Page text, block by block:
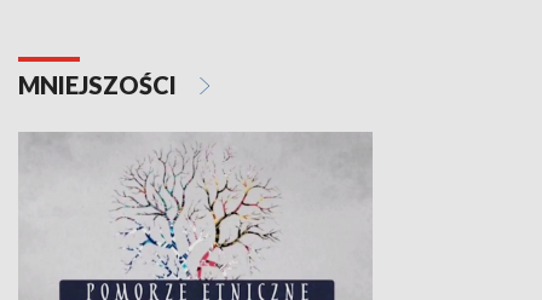
MNIEJSZOŚCI